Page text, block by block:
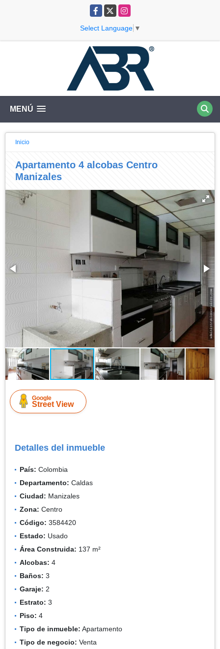
Facebook
X Instagram
Select Language ▼
MENÚ
Inicio
Apartamento 4 alcobas Centro
Manizales
Google
Street View
Detalles del inmueble
País: Colombia
Departamento: Caldas
Ciudad: Manizales
Zona: Centro
Código: 3584420
Estado: Usado
Área Construida: 137 m²
Alcobas: 4
Baños: 3
Garaje: 2
Estrato: 3
Piso: 4
Tipo de inmueble: Apartamento
Tipo de negocio: Venta